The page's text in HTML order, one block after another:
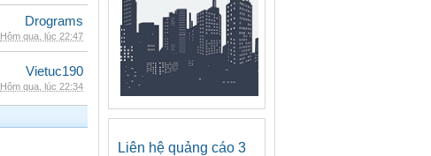
Drograms
Hôm qua, lúc 22:47
Vietuc190
Hôm qua, lúc 22:34
Liên hệ quảng cáo 3